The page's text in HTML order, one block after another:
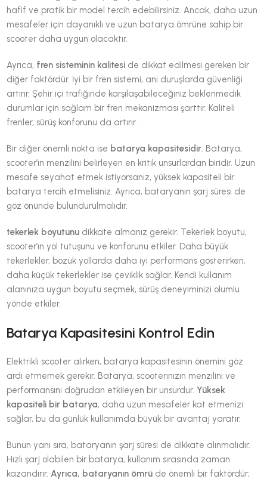
hafif ve pratik bir model tercih edebilirsiniz. Ancak, daha uzun
mesafeler için dayanıklı ve uzun batarya ömrüne sahip bir
scooter daha uygun olacaktır.
Ayrıca, fren sisteminin kalitesi de dikkat edilmesi gereken bir
diğer faktördür. İyi bir fren sistemi, ani duruşlarda güvenliği
artırır. Şehir içi trafiğinde karşılaşabileceğiniz beklenmedik
durumlar için sağlam bir fren mekanizması şarttır. Kaliteli
frenler, sürüş konforunu da artırır.
Bir diğer önemli nokta ise batarya kapasitesidir. Batarya,
scooter’ın menzilini belirleyen en kritik unsurlardan biridir. Uzun
mesafe seyahat etmek istiyorsanız, yüksek kapasiteli bir
batarya tercih etmelisiniz. Ayrıca, bataryanın şarj süresi de
göz önünde bulundurulmalıdır.
tekerlek boyutunu dikkate almanız gerekir. Tekerlek boyutu,
scooter’ın yol tutuşunu ve konforunu etkiler. Daha büyük
tekerlekler, bozuk yollarda daha iyi performans gösterirken,
daha küçük tekerlekler ise çeviklik sağlar. Kendi kullanım
alanınıza uygun boyutu seçmek, sürüş deneyiminizi olumlu
yönde etkiler.
Batarya Kapasitesini Kontrol Edin
Elektrikli scooter alırken, batarya kapasitesinin önemini göz
ardı etmemek gerekir. Batarya, scooterınızın menzilini ve
performansını doğrudan etkileyen bir unsurdur.Yüksek
kapasiteli bir batarya, daha uzun mesafeler kat etmenizi
sağlar, bu da günlük kullanımda büyük bir avantaj yaratır.
Bunun yanı sıra, bataryanın şarj süresi de dikkate alınmalıdır.
Hızlı şarj olabilen bir batarya, kullanım sırasında zaman
kazandırır.Ayrıca, bataryanın ömrü de önemli bir faktördür;